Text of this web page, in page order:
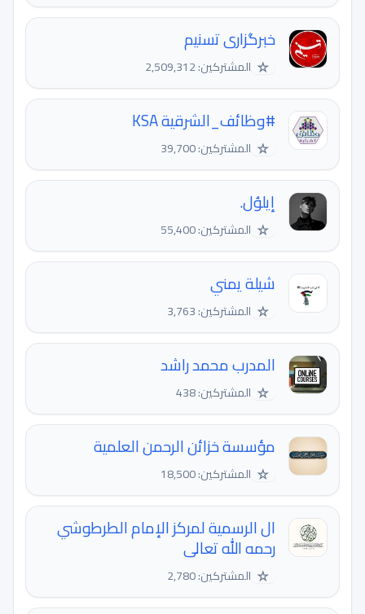
خبرگزاری تسنیم
☆ المشتركين: 2,509,312
#وظائف_الشرقية KSA
☆ المشتركين: 39,700
إيلوُل.
☆ المشتركين: 55,400
شيلة يمني
☆ المشتركين: 3,763
المدرب محمد راشد
☆ المشتركين: 438
مؤسسة خزائن الرحمن العلمية
☆ المشتركين: 18,500
ال الرسمية لمركز الإمام الطرطوشي
رحمه الله تعالى
☆ المشتركين: 2,780